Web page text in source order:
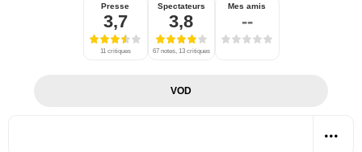
Presse
3,7
11 critiques
Spectateurs
3,8
67 notes, 13 critiques
Mes amis
--
VOD